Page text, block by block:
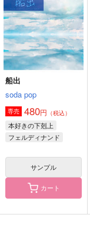
472円（税込）
フェルディナンド×ローゼマイン
サンプル
作品詳細
船出
soda pop
専売 480円 （税込）
本好きの下剋上
フェルディナンド
サンプル
カート